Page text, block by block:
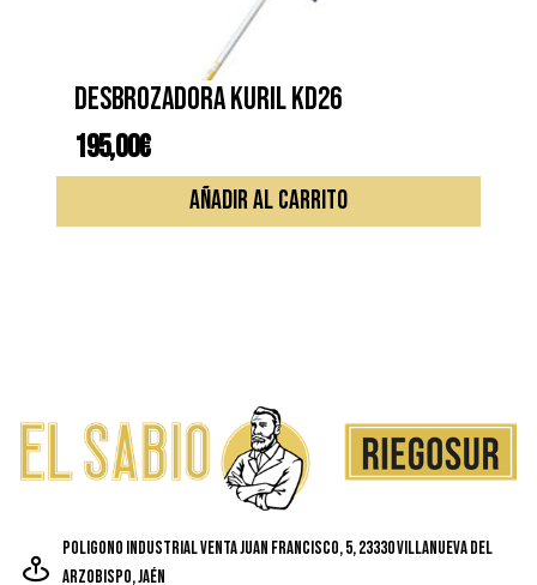
Desbrozadora KURIL KD26
195,00€
AÑADIR AL CARRITO
Poligono Industrial Venta Juan Francisco, 5, 23330 Villanueva del
Arzobispo, Jaén